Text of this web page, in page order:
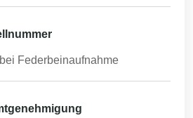
Federbeinaufnahme